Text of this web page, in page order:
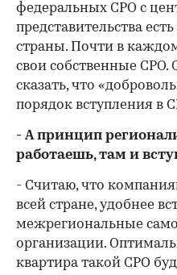
федеральных СРО с
представительства
страны. Почти в
свои собственные
сказать, что
порядок вступления в
- А принцип
работаешь, там и
- Считаю, что
всей стране, удобнее
межрегиональные
организации.
квартира такой СРО